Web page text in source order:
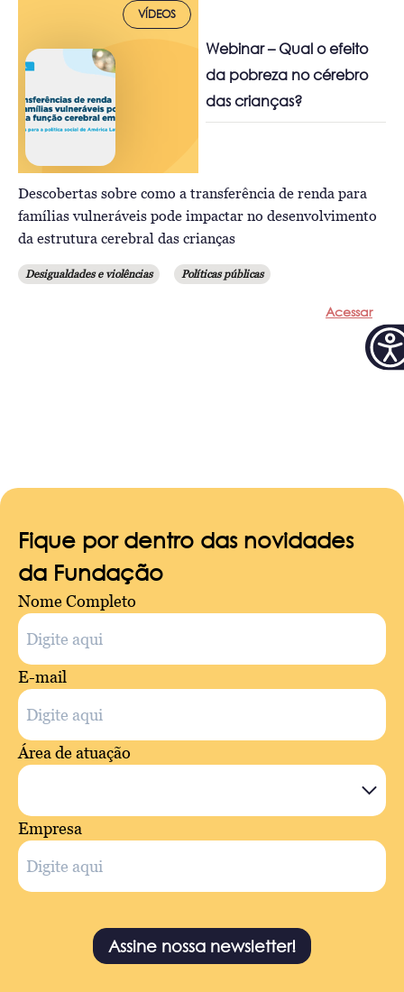
VÍDEOS
Webinar – Qual o efeito
da pobreza no cérebro
das crianças?
Descobertas sobre como a transferência de renda para
famílias vulneráveis pode impactar no desenvolvimento
da estrutura cerebral das crianças
Desigualdades e violências Políticas públicas
Acessar
Fique por dentro das novidades
da Fundação
Nome Completo
E-mail
Área de atuação
Empresa
Assine nossa newsletter!